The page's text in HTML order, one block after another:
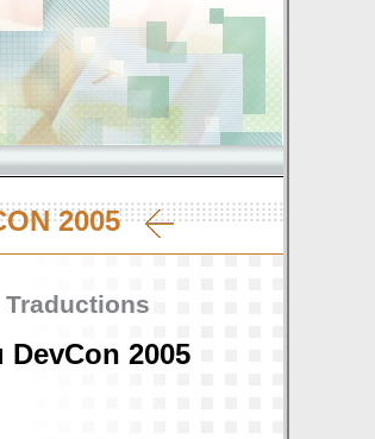
2005
Traductions
2005